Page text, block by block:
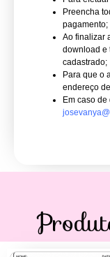
Preencha
pagamento;
Ao finalizar
download e
cadastrado;
Para que o
endereço
Em caso